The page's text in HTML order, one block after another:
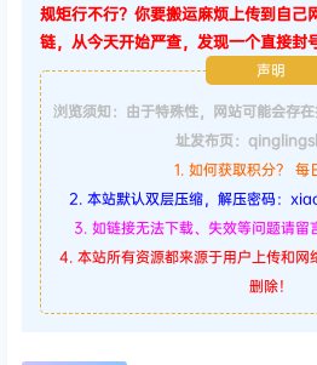
规矩行不行？你要搬运麻烦上传到自己
链，从今天开始严查，发现一个直接封
声明
浏览须知：由于特殊性，网站可能会存
址发布页：
1. 如何获取积分？ 每
2. 本站默认双层压缩，解压密码：
3. 如链接无法下载、失效等问题请留
4. 本站所有资源都来源于用户上传和网
删除！